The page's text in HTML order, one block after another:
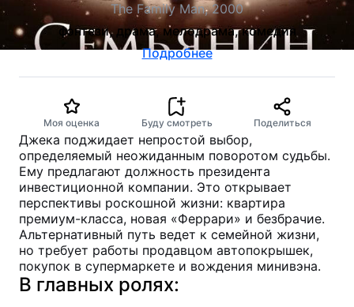
The Family Man, 2000
фэнтези, драма, мелодрама, комедия
Подробнее
Моя оценка Буду смотреть Поделиться
Джека поджидает непростой выбор,
определяемый неожиданным поворотом судьбы.
Ему предлагают должность президента
инвестиционной компании. Это открывает
перспективы роскошной жизни: квартира
премиум-класса, новая «Феррари» и безбрачие.
Альтернативный путь ведет к семейной жизни,
но требует работы продавцом автопокрышек,
покупок в супермаркете и вождения минивэна.
В главных ролях: